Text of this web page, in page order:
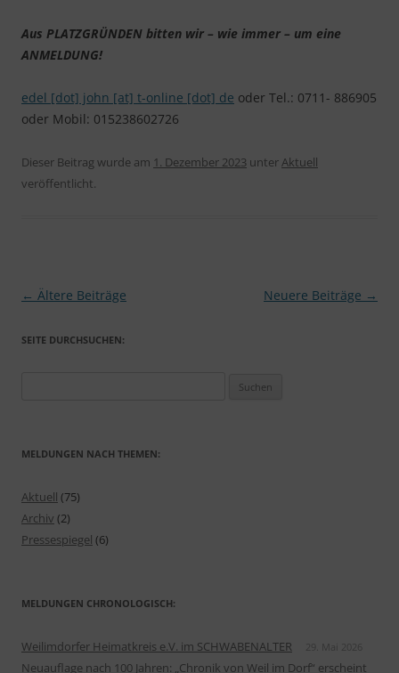
Aus PLATZGRÜNDEN bitten wir – wie immer – um eine
ANMELDUNG!
edel [dot] john [at] t-online [dot] de oder Tel.: 0711- 886905
oder Mobil: 015238602726
Dieser Beitrag wurde am 1. Dezember 2023 unterAktuell
veröffentlicht.
Beitragsnavigation
← Ältere Beiträge Neuere Beiträge →
SEITE DURCHSUCHEN:
MELDUNGEN NACH THEMEN:
Aktuell (75)
Archiv (2)
Pressespiegel (6)
MELDUNGEN CHRONOLOGISCH:
Weilimdorfer Heimatkreis e.V. im SCHWABENALTER 29. Mai 2026
Neuauflage nach 100 Jahren: „Chronik von Weil im Dorf“ erscheint